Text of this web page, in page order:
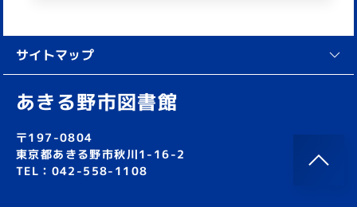
サイトマップ
あきる野市図書館
〒197-0804
東京都あきる野市秋川1-16-2
TEL：042-558-1108